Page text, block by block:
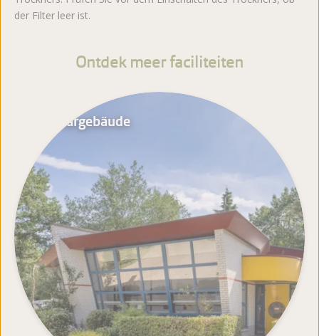
der Filter leer ist.
Ontdek meer faciliteiten
Sanitärgebäude